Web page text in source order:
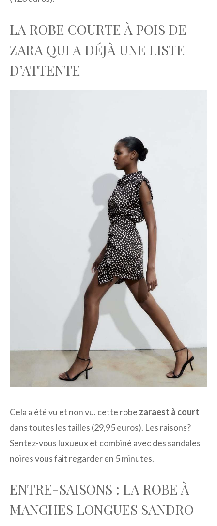
LA ROBE COURTE À POIS DE
ZARA QUI A DÉJÀ UNE LISTE
D’ATTENTE
Cela a été vu et non vu. cette robe zaraest à court
dans toutes les tailles (29,95 euros). Les raisons?
Sentez-vous luxueux et combiné avec des sandales
noires vous fait regarder en 5 minutes.
ENTRE-SAISONS : LA ROBE À
MANCHES LONGUES SANDRO